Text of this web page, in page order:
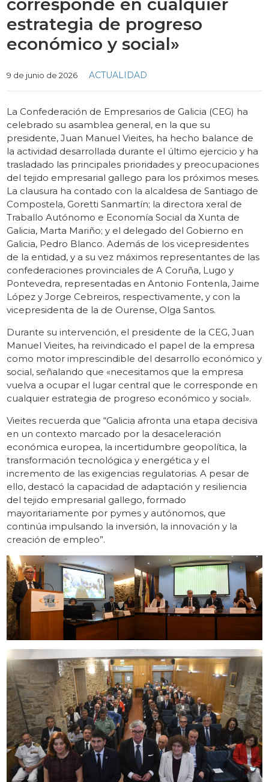
corresponde en cualquier
estrategia de progreso
económico y social»
9 de junio de 2026 Categories
ACTUALIDAD
La Confederación de Empresarios de Galicia (CEG) ha
celebrado su asamblea general, en la que su
presidente, Juan Manuel Vieites, ha hecho balance de
la actividad desarrollada durante el último ejercicio y ha
trasladado las principales prioridades y preocupaciones
del tejido empresarial gallego para los próximos meses.
La clausura ha contado con la alcaldesa de Santiago de
Compostela, Goretti Sanmartín; la directora xeral de
Traballo Autónomo e Economía Social da Xunta de
Galicia, Marta Mariño; y el delegado del Gobierno en
Galicia, Pedro Blanco. Además de los vicepresidentes
de la entidad, y a su vez máximos representantes de las
confederaciones provinciales de A Coruña, Lugo y
Pontevedra, representadas en Antonio Fontenla, Jaime
López y Jorge Cebreiros, respectivamente, y con la
vicepresidenta de la de Ourense, Olga Santos.
Durante su intervención, el presidente de la CEG, Juan
Manuel Vieites, ha reivindicado el papel de la empresa
como motor imprescindible del desarrollo económico y
social, señalando que «necesitamos que la empresa
vuelva a ocupar el lugar central que le corresponde en
cualquier estrategia de progreso económico y social».
Vieites recuerda que “Galicia afronta una etapa decisiva
en un contexto marcado por la desaceleración
económica europea, la incertidumbre geopolítica, la
transformación tecnológica y energética y el
incremento de las exigencias regulatorias. A pesar de
ello, destacó la capacidad de adaptación y resiliencia
del tejido empresarial gallego, formado
mayoritariamente por pymes y autónomos, que
continúa impulsando la inversión, la innovación y la
creación de empleo”.